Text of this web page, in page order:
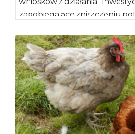
zapobiegające zniszczeniu